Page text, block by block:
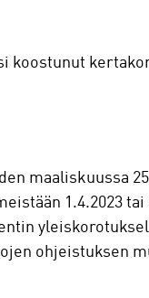
koostunut
maaliskuussa
1.4.2023
ohjeistuksen